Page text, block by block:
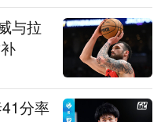
与拉
分率